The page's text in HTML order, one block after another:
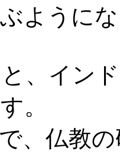
ように
、イン
。
、仏教